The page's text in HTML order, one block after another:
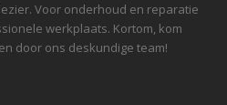
Voor onderhoud en reparatie
werkplaats. Kortom, kom
door ons deskundige team!